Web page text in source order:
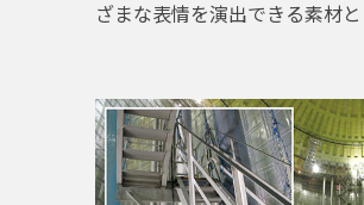
ざまな表情を演出できる素材